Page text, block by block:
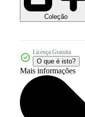
Coleção
Licença Gratuita
O que é isto?
Mais informações